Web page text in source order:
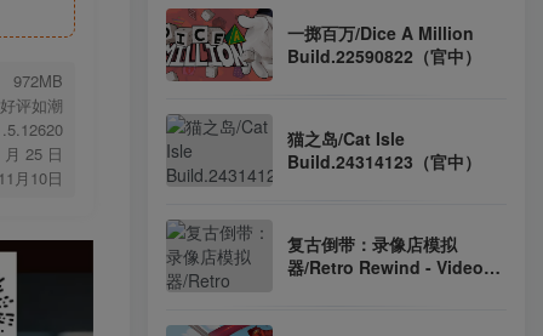
972MB
好评如潮
25 日
月10日
一掷百万/Dice A Million
Build.22590822（官中）
猫之岛/Cat Isle
Build.24314123（官中）
复古倒带：录像店模拟
器/Retro Rewind - Video